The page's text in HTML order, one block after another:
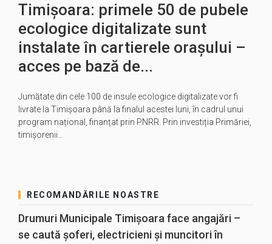
Timișoara: primele 50 de pubele
ecologice digitalizate sunt
instalate în cartierele orașului –
acces pe bază de...
Jumătate din cele 100 de insule ecologice digitalizate vor fi
livrate la Timișoara până la finalul acestei luni, în cadrul unui
program național, finanțat prin PNRR. Prin investiția Primăriei,
timișorenii…
RECOMANDĂRILE NOASTRE
Drumuri Municipale Timișoara face angajări –
se caută șoferi, electricieni și muncitori în